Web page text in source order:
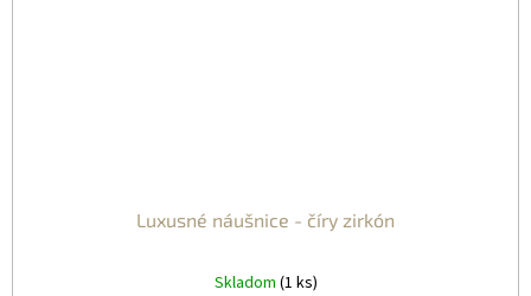
Luxusné náušnice - číry zirkón
Skladom (1 ks)